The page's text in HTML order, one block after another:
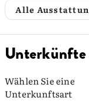
Alle
Unterkünfte
Wählen Sie eine
Unterkunftsart